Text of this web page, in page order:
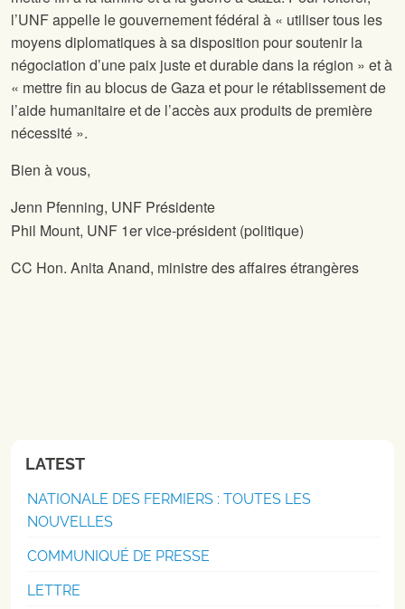
l’UNF appelle le gouvernement fédéral à « utiliser tous les
moyens diplomatiques à sa disposition pour soutenir la
négociation d’une paix juste et durable dans la région » et à
« mettre fin au blocus de Gaza et pour le rétablissement de
l’aide humanitaire et de l’accès aux produits de première
nécessité ».
Bien à vous,
Jenn Pfenning, UNF Présidente
Phil Mount, UNF 1er vice-président (politique)
CC Hon. Anita Anand, ministre des affaires étrangères
LATEST
NATIONALE DES FERMIERS : TOUTES LES
NOUVELLES
COMMUNIQUÉ DE PRESSE
LETTRE